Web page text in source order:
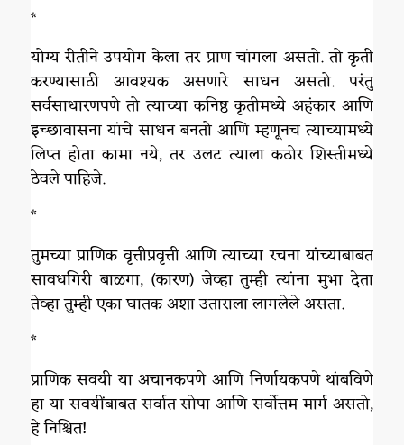
*
योग्य रीतीने उपयोग केला तर प्राण चांगला असतो. तो कृती
करण्यासाठी आवश्यक असणारे साधन असतो. परंतु
सर्वसाधारणपणे तो त्याच्या कनिष्ठ कृतीमध्ये अहंकार आणि
इच्छावासना यांचे साधन बनतो आणि म्हणूनच त्याच्यामध्ये
लिप्त होता कामा नये, तर उलट त्याला कठोर शिस्तीमध्ये
ठेवले पाहिजे.
*
तुमच्या प्राणिक वृत्तीप्रवृत्ती आणि त्याच्या रचना यांच्याबाबत
सावधगिरी बाळगा, (कारण) जेव्हा तुम्ही त्यांना मुभा देता
तेव्हा तुम्ही एका घातक अशा उताराला लागलेले असता.
*
प्राणिक सवयी या अचानकपणे आणि निर्णायकपणे थांबविणे
हा या सवयींबाबत सर्वात सोपा आणि सर्वोत्तम मार्ग असतो,
हे निश्चित!